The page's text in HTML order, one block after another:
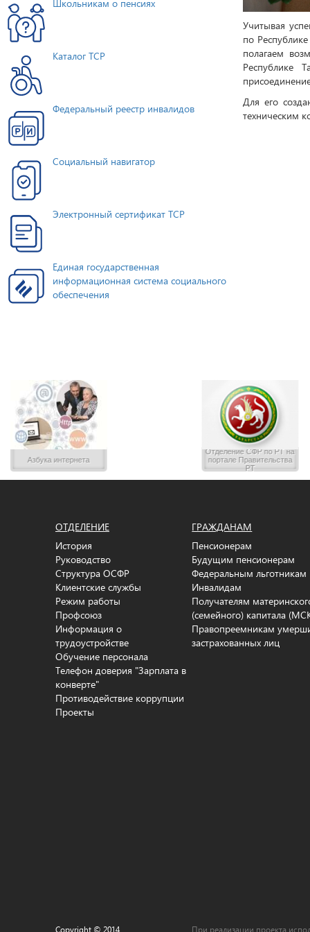
Учитывая
по
полагаем
Республике
Для его
техническим
Школьникам о пенсиях
Каталог ТСР
Федеральный реестр инвалидов
Социальный навигатор
Электронный сертификат ТСР
Единая государственная
информационная система социального
обеспечения
Азбука интернета
Отделение CФР по РТ на
портале Правительства
РТ
ОТДЕЛЕНИЕ
История
Руководство
Структура ОСФР
Клиентские службы
Режим работы
Профсоюз
Информация о
трудоустройстве
Обучение персонала
Телефон доверия "Зарплата в
конверте"
Противодействие коррупции
Проекты
ГРАЖДАНАМ
Пенсионерам
Будущим пенсионерам
Федеральным льготникам
Инвалидам
Получателям
(семейного) капитала
Правопреемникам
застрахованных лиц
Copyright © 2014 При реализации проекта